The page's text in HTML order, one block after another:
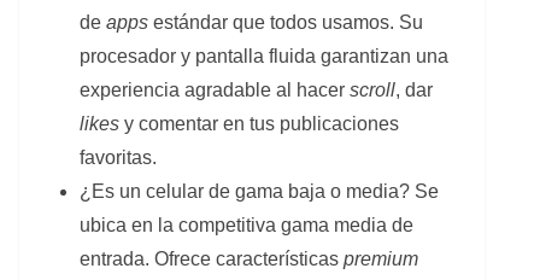
de apps estándar que todos usamos. Su
procesador y pantalla fluida garantizan una
experiencia agradable al hacer scroll, dar
likes y comentar en tus publicaciones
favoritas.
¿Es un celular de gama baja o media? Se
ubica en la competitiva gama media de
entrada. Ofrece características premium